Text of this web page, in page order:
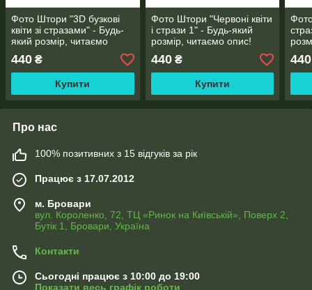
Фото Штори "3D бузкові
квіти зі стразами" - Будь-
який розмір, читаємо
опис!
440 ₴
Купити
Фото Штори "Червоні квіти
і стрази 1" - Будь-який
розмір, читаємо опис!
440₴
Купити
440
Про нас
100% позитивних з 15 відгуків за рік
Працює з 17.07.2012
м. Бровари
вул. Короленко, 72, ТЦ «Ринок на Київській», Поверх 2,
Бутік 1, Бровари, Україна
Контакти
Сьогодні працює з 10:00 до 19:00
Показати весь графік роботи